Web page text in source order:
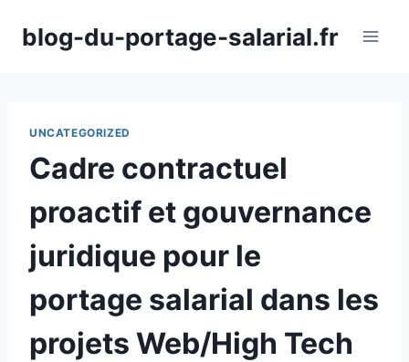
blog-du-portage-salarial.fr
UNCATEGORIZED
Cadre contractuel
proactif et gouvernance
juridique pour le
portage salarial dans les
projets Web/High Tech